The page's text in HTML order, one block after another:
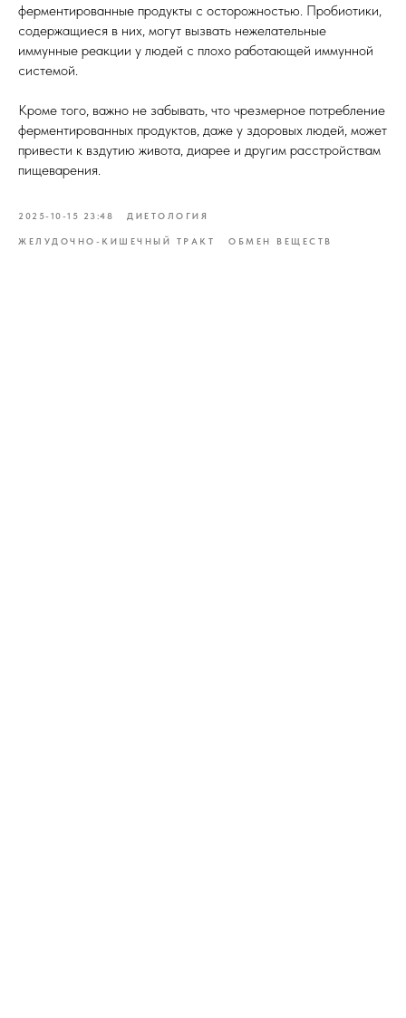
ферментированные продукты с осторожностью. Пробиотики,
содержащиеся в них, могут вызвать нежелательные
иммунные реакции у людей с плохо работающей иммунной
системой.
Кроме того, важно не забывать, что чрезмерное потребление
ферментированных продуктов, даже у здоровых людей, может
привести к вздутию живота, диарее и другим расстройствам
пищеварения.
2025-10-15 23:48 ДИЕТОЛОГИЯ
ЖЕЛУДОЧНО-КИШЕЧНЫЙ ТРАКТ ОБМЕН ВЕЩЕСТВ